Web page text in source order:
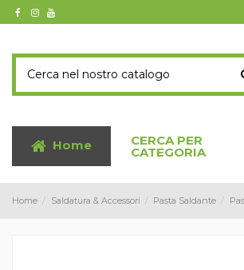
Home CERCA PER
CATEGORIA
Home Saldatura & Accessori Pasta Saldante